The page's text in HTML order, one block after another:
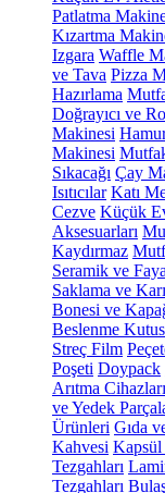
Patlatma
Kızartma
Izgara Waffle
ve Tava Pizza
Hazırlama
Doğrayıcı ve
Makinesi
Makinesi
Sıkacağı Çay
Isıtıcılar Katı
Cezve Küçük
Aksesuarları
Kaydırmaz
Seramik ve
Saklama ve
Bonesi ve
Beslenme
Streç Film
Poşeti Doypack
Arıtma Cihazları
ve Yedek
Ürünleri Gıda
Kahvesi
Tezgahları
Tezgahları